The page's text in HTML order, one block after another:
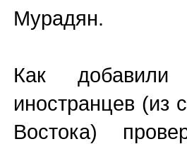
Мурадян.
Как
иностранцев (из
Востока)